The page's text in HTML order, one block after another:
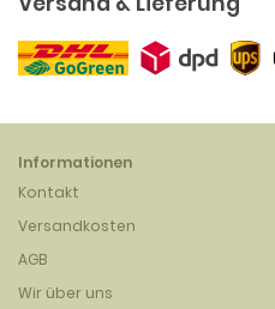
Informationen
Kontakt
Versandkosten
AGB
Wir über uns